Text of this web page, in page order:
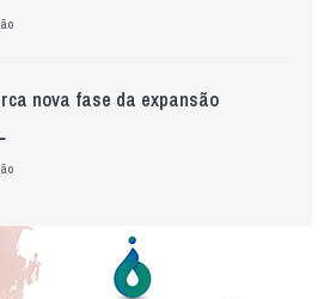
nova fase da expansão